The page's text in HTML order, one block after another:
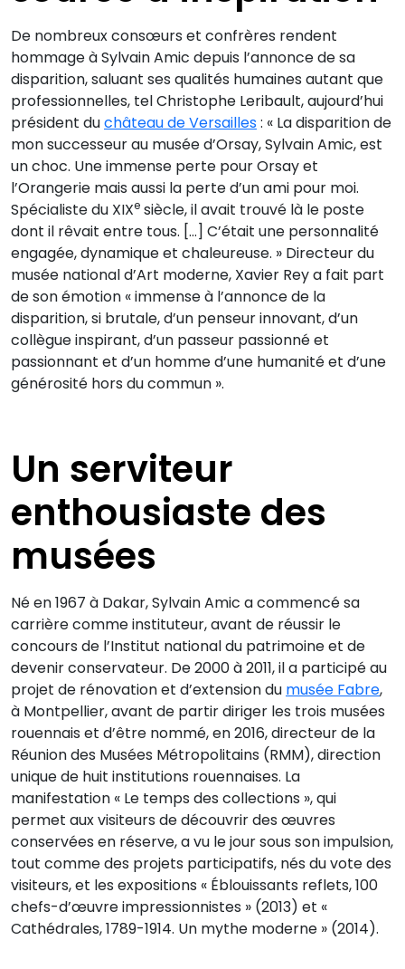
De nombreux consœurs et confrères rendent
hommage à Sylvain Amic depuis l’annonce de sa
disparition, saluant ses qualités humaines autant que
professionnelles, tel Christophe Leribault, aujourd’hui
président duchâteau de Versailles: « La disparition de
mon successeur au musée d’Orsay, Sylvain Amic, est
un choc. Une immense perte pour Orsay et
l’Orangerie mais aussi la perte d’un ami pour moi.
Spécialiste du XIXe siècle, il avait trouvé là le poste
dont il rêvait entre tous. […] C’était une personnalité
engagée, dynamique et chaleureuse. » Directeur du
musée national d’Art moderne, Xavier Rey a fait part
de son émotion « immense à l’annonce de la
disparition, si brutale, d’un penseur innovant, d’un
collègue inspirant, d’un passeur passionné et
passionnant et d’un homme d’une humanité et d’une
générosité hors du commun ».
Un serviteur
enthousiaste des
musées
Né en 1967 à Dakar, Sylvain Amic a commencé sa
carrière comme instituteur, avant de réussir le
concours de l’Institut national du patrimoine et de
devenir conservateur. De 2000 à 2011, il a participé au
projet de rénovation et d’extension du musée Fabre,
à Montpellier, avant de partir diriger les trois musées
rouennais et d’être nommé, en 2016, directeur de la
Réunion des Musées Métropolitains (RMM), direction
unique de huit institutions rouennaises. La
manifestation « Le temps des collections », qui
permet aux visiteurs de découvrir des œuvres
conservées en réserve, a vu le jour sous son impulsion,
tout comme des projets participatifs, nés du vote des
visiteurs, et les expositions « Éblouissants reflets, 100
chefs-d’œuvre impressionnistes » (2013) et «
Cathédrales, 1789-1914. Un mythe moderne » (2014).